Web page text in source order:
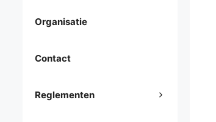
Organisatie
Contact
Reglementen